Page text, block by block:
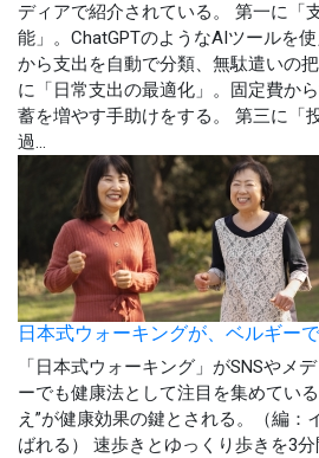
ディアで紹介されている。 第一に「
能」。ChatGPTのようなAIツールを
から支出を自動で分類、無駄遣いの
に「日常支出の最適化」。固定費か
蓄を増やす手助けをする。 第三に「
過...
日本式ウォーキングが、ベルギー
「日本式ウォーキング」がSNSやメ
ーでも健康法として注目を集めてい
え”が健康効果の鍵とされる。（編：
ばれる） 速歩きとゆっくり歩きを3分